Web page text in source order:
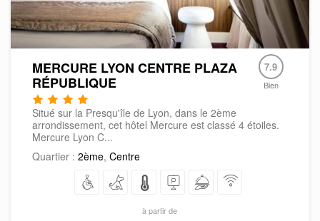
MERCURE LYON CENTRE PLAZA
RÉPUBLIQUE
7.9
Bien
Situé sur la Presqu'île de Lyon, dans le 2ème
arrondissement, cet hôtel Mercure est classé 4 étoiles.
Mercure Lyon C...
Quartier : 2ème, Centre
à partir de